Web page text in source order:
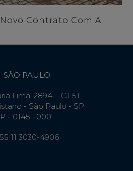
Contrato Com A
SÃO PAULO
Lima, 2894 – CJ 51
- São Paulo - SP
- 01451-000
11 3030-4906